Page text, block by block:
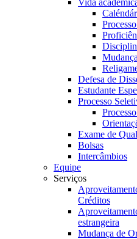
Vida
Defesa de
Estudante
Processo
Exame de
Bolsas
Intercâmbios
Equipe
Serviços
Créditos
estrangeira
Mudança de